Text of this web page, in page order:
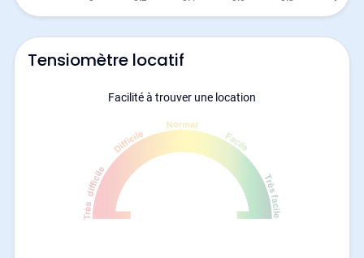
Tensiomètre locatif
Facilité à trouver une location